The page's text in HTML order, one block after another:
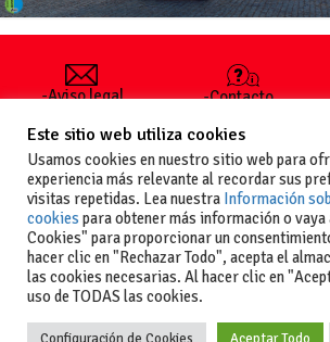
-Aviso legal
generales
de uso
-Política de
privacidad
-Política de
cookies
-Contacto
publicar un
anuncio
-Vende+
Este sitio web utiliza cookies
Usamos cookies en nuestro sitio web para
experiencia más relevante al recordar sus
visitas repetidas. Lea nuestra Información
cookies para obtener más información o
Cookies" para proporcionar un
hacer clic en "Rechazar Todo", acepta el
las cookies necesarias. Al hacer clic en
uso de TODAS las cookies.